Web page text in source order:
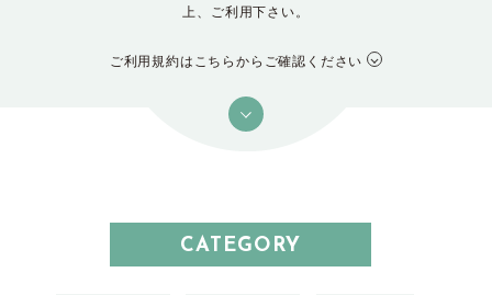
上、ご利用下さい。
ご利用規約はこちらからご確認ください
CATEGORY